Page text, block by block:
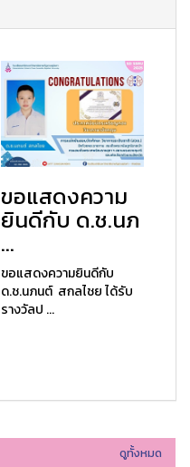
ขอแสดงความ
ยินดีกับ ด.ช.นภ
...
ขอแสดงความยินดีกับ
ด.ช.นภนต์ สกลไชย ได้รับ
รางวัลป ...
ดูทั้งหมด